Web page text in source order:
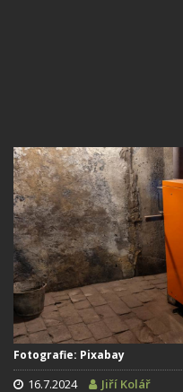
Fotografie: Pixabay
16.7.2024 Jiří Kolář